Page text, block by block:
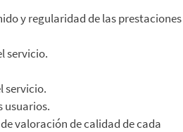
y regularidad de las prestaciones
servicio.
servicio.
usuarios.
valoración de calidad de cada